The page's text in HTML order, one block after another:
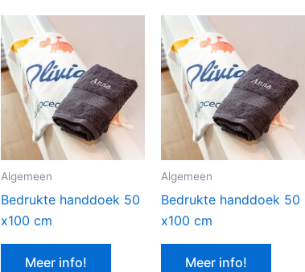
Algemeen
Bedrukte handdoek 50
x100 cm
Meer info!
Algemeen
Bedrukte handdoek 50
x100 cm
Meer info!